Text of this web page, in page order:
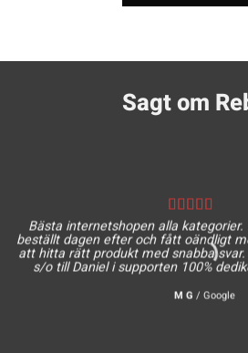
Sagt om
Bästa internetshopen alla
beställt dagen efter och fått oändligt
att hitta rätt produkt med snabba
s/o till Daniel i supporten 100%
M G / Google